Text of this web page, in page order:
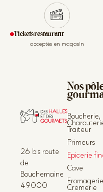
Tickets restaurant
acceptés en magasin
26 bis route
de
Bouchemaine
49000
Nos
Boucherie,
Traiteur
Primeurs
Epicerie
Cave
Crèmerie